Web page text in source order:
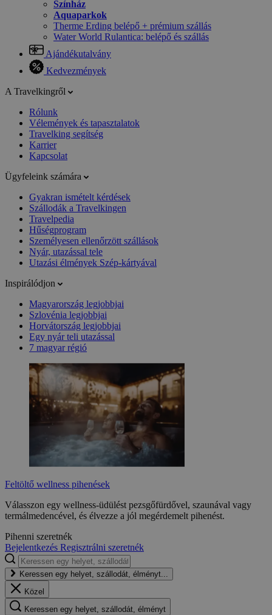
Színház
Aquaparkok
Therme Erding belépő + prémium szállás
Water World Rulantica: belépő és szállás
Ajándékutalvány
Kedvezmények
A Travelkingről
Rólunk
Vélemények és tapasztalatok
Travelking segítség
Karrier
Kapcsolat
Ügyfeleink számára
Gyakran ismételt kérdések
Szállodák a Travelkingen
Travelpedia
Hűségprogram
Személyesen ellenőrzött szállások
Nyár, utazással tele
Utazási élmények Szép-kártyával
Inspirálódjon
Magyarország legjobbjai
Szlovénia legjobbjai
Horvátország legjobbjai
Egy nyár teli utazással
7 magyar régió
Feltöltő wellness pihenések
Válasszon egy wellness-üdülést pezsgőfürdővel, szaunával vagy
termálmedencével, és élvezze a jól megérdemelt pihenést.
Pihenni szeretnék
Bejelentkezés Regisztrálni szeretnék
Keressen egy helyet, szállodát, élményt...
Közel
Keressen egy helyet, szállodát, élményt